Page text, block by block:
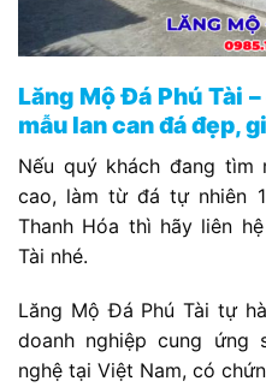
Lăng Mộ Đá Phú Tài
mẫu lan can đá đẹp,
Nếu quý khách đang tìm
cao, làm từ đá tự nhiên
Thanh Hóa thì hãy liên
Tài nhé.
Lăng Mộ Đá Phú Tài tự
doanh nghiệp cung ứng
nghệ tại Việt Nam, có